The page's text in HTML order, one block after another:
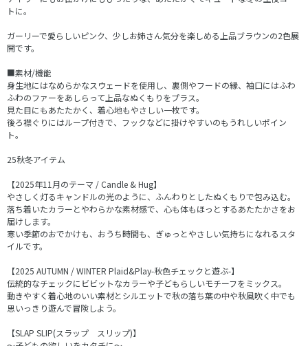
トに。
ガーリーで愛らしいピンク、少しお姉さん気分を楽しめる上品ブラウンの2色展
開です。
■素材/機能
身生地にはなめらかなスウェードを使用し、裏側やフードの縁、袖口にはふわ
ふわのファーをあしらって上品なぬくもりをプラス。
見た目にもあたたかく、着心地もやさしい一枚です。
後ろ襟ぐりにはループ付きで、フックなどに掛けやすいのもうれしいポイン
ト。
25秋冬アイテム
【2025年11月のテーマ / Candle & Hug】
やさしく灯るキャンドルの光のように、ふんわりとしたぬくもりで包み込む。
落ち着いたカラーとやわらかな素材感で、心も体もほっとするあたたかさをお
届けします。
寒い季節のおでかけも、おうち時間も、ぎゅっとやさしい気持ちになれるスタ
イルです。
【2025 AUTUMN / WINTER Plaid&Play-秋色チェックと遊ぶ-】
伝統的なチェックにビビットなカラーや子どもらしいモチーフをミックス。
動きやすく着心地のいい素材とシルエットで秋の落ち葉の中や秋風吹く中でも
思いっきり遊んで冒険しよう。
【SLAP SLIP(スラップ スリップ)】